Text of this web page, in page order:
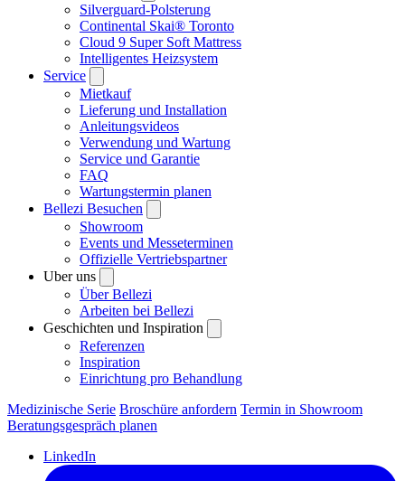
Silverguard-Polsterung
Continental Skai® Toronto
Cloud 9 Super Soft Mattress
Intelligentes Heizsystem
Service
Mietkauf
Lieferung und Installation
Anleitungsvideos
Verwendung und Wartung
Service und Garantie
FAQ
Wartungstermin planen
Bellezi Besuchen
Showroom
Events und Messeterminen
Offizielle Vertriebspartner
Uber uns
Über Bellezi
Arbeiten bei Bellezi
Geschichten und Inspiration
Referenzen
Inspiration
Einrichtung pro Behandlung
Medizinische Serie Broschüre anfordern Termin in Showroom
Beratungsgespräch planen
LinkedIn